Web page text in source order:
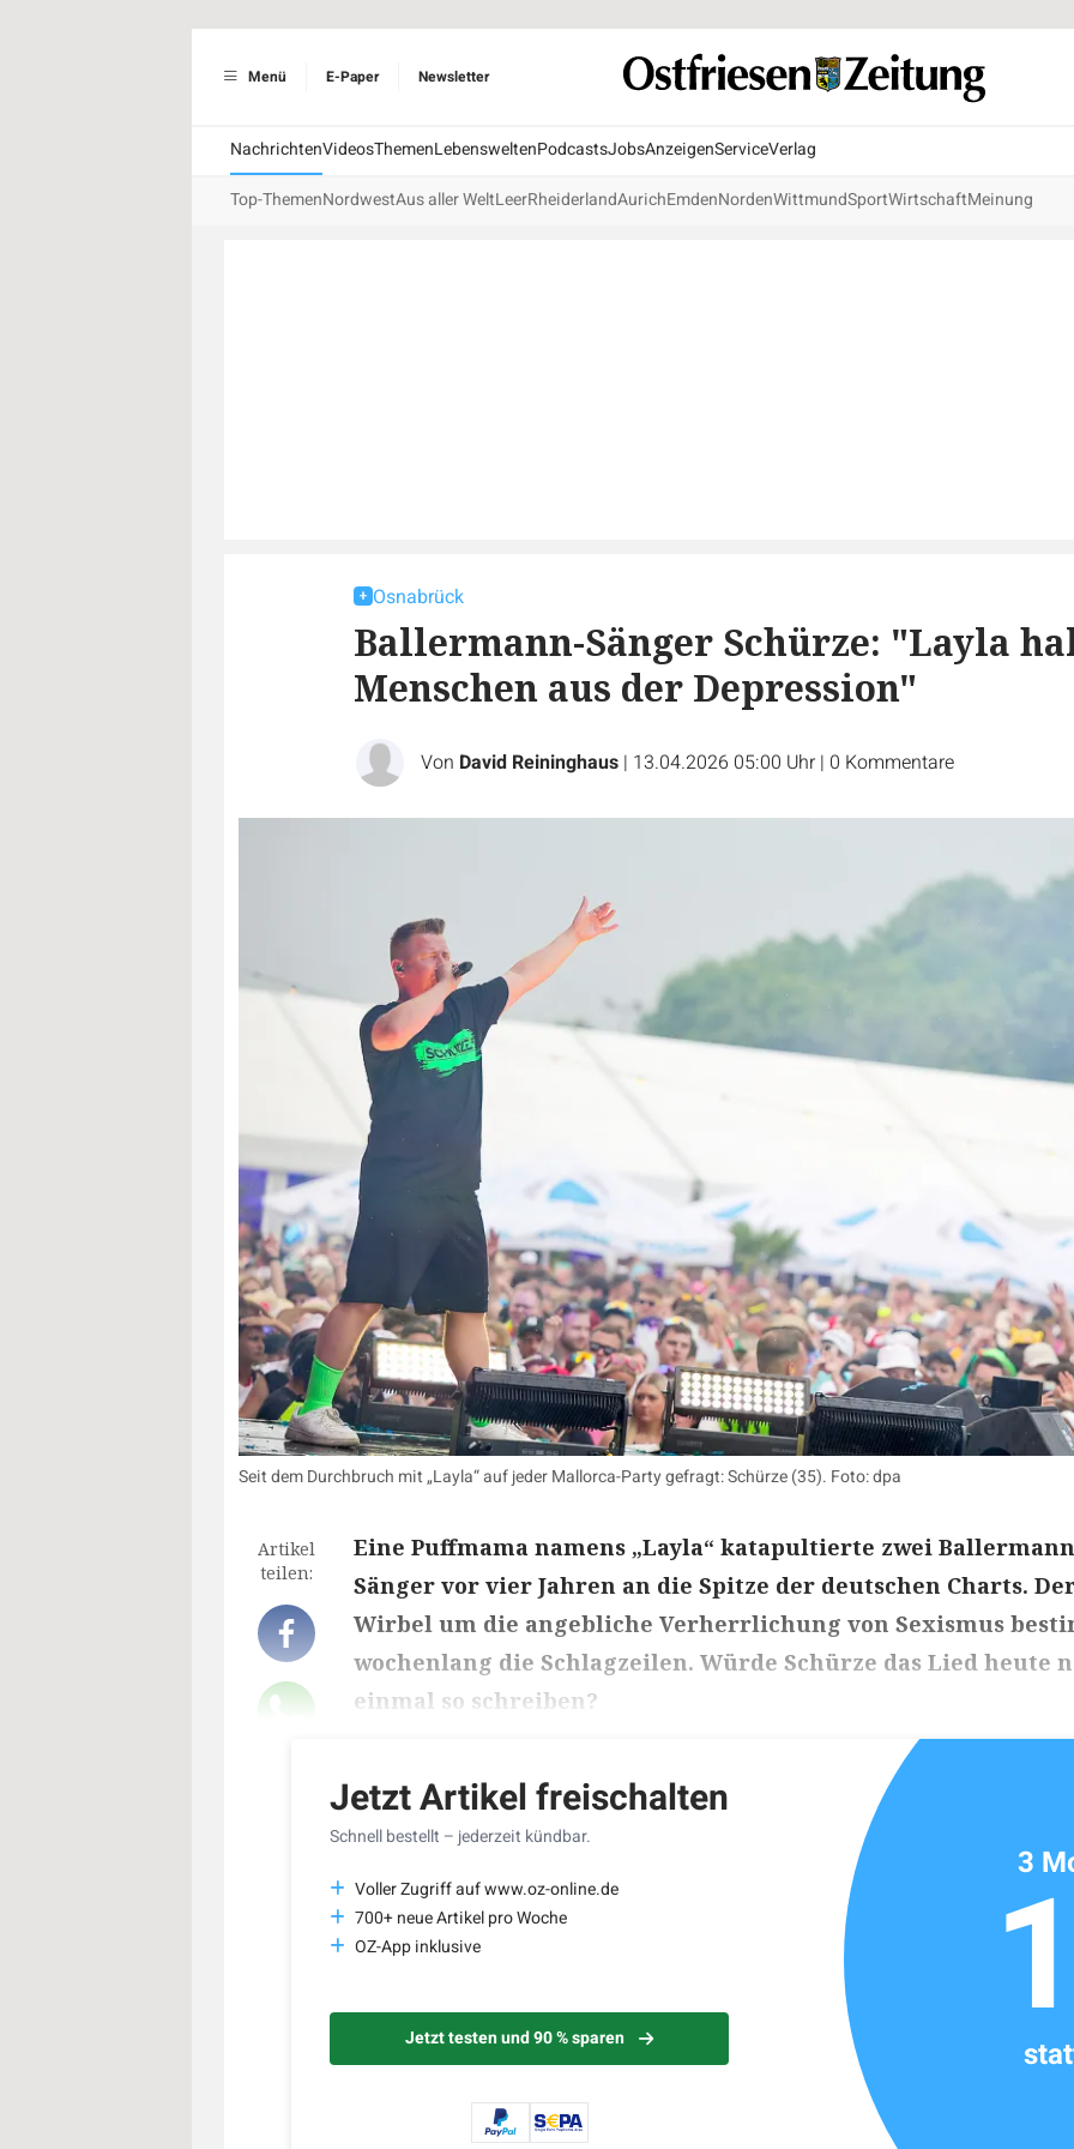
Menü E-Paper Newsletter
NachrichtenVideosThemenLebensweltenPodcastsJobsAnzeigenServiceVerlag
Top-ThemenNordwestAus aller WeltLeerRheiderlandAurichEmdenNordenWittmundSportWirtschaftMeinung
Osnabrück
Ballermann-Sänger Schürze: "Layla
Menschen aus der Depression"
Von David Reininghaus | 13.04.2026 05:00 Uhr | 0 Kommentare
Seit dem Durchbruch mit „Layla“ auf jeder Mallorca-Party gefragt: Schürze (35). Foto: dpa
Artikel
teilen:
Eine Puffmama namens „Layla“ katapultierte zwei
Sänger vor vier Jahren an die Spitze der deutschen Charts.
Wirbel um die angebliche Verherrlichung von Sexismus
wochenlang die Schlagzeilen. Würde Schürze das Lied heute
einmal so schreiben?
Jetzt Artikel freischalten
Schnell bestellt – jederzeit kündbar.
Voller Zugriff auf www.oz-online.de
700+ neue Artikel pro Woche
OZ-App inklusive
Jetzt testen und 90 % sparen
3